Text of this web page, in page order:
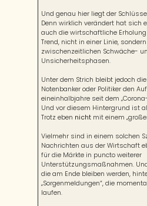
Und genau hier liegt der
Denn wirklich verändert hat sich
auch die wirtschaftliche
Trend, nicht in einer Linie,
zwischenzeitlichen Schwäche-
Unsicherheitsphasen.
Unter dem Strich bleibt jedoch
Notenbanker oder Politiker den
eineinhalbjahre seit dem
Und vor diesem Hintergrund ist
Trotz eben nicht mit einem
Vielmehr sind in einem solchen
Nachrichten aus der Wirtschaft
für die Märkte in puncto weiterer
Unterstützungsmaßnahmen.
die am Ende bleiben werden,
„Sorgenmeldungen“, die
laufen.